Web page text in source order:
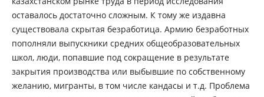
оставалось достаточно сложным. К тому же издавна
существовала скрытая безработица. Армию безработных
пополняли выпускники средних общеобразовательных
школ, люди, попавшие под сокращение в результате
закрытия производства или выбывшие по собственному
желанию, мигранты, в том числе кандасы и т.д. Проблема